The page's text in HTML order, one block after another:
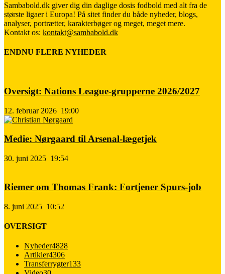
Sambabold.dk giver dig din daglige dosis fodbold med alt fra de
største ligaer i Europa! På sitet finder du både nyheder, blogs,
analyser, portrætter, karakterbøger og meget, meget mere.
Kontakt os: kontakt@sambabold.dk
ENDNU FLERE NYHEDER
Oversigt: Nations League-grupperne 2026/2027
12. februar 2026 19:00
Medie: Nørgaard til Arsenal-lægetjek
30. juni 2025 19:54
Riemer om Thomas Frank: Fortjener Spurs-job
8. juni 2025 10:52
OVERSIGT
Nyheder4828
Artikler4306
Transferrygter133